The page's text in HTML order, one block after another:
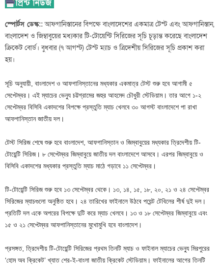
স্পোর্টস ডেস্ক::আফগানিস্তানের বিপক্ষে বাংলাদেশের একমাত্র টেস্ট এবং আফগানিস্তান,
বাংলাদেশ ও জিম্বাবুয়ের মধ্যকার টি-টোয়েন্টি সিরিজের সূচি চূড়ান্ত করেছে বাংলাদেশ
ক্রিকেট বোর্ড। বুধবার (৭ আগস্ট) টেস্ট ম্যাচ ও ত্রিদেশীয় সিরিজের সূচি প্রকাশ করা
হয়।
সূচি অনুযায়ী, বাংলাদেশ ও আফগানিস্তানের মধ্যকার একমাত্র টেস্ট শুরু হবে আগামী ৫
সেপ্টেম্বর। এই ম্যাচের ভেন্যু চট্টগ্রামের জহুর আহমেদ চৌধুরী স্টেডিয়াম। তার আগে ১-২
সেপ্টেম্বর বিসিবি একাদশের বিপক্ষে প্রস্তুতি ম্যাচ খেলবে ৩০ আগস্ট বাংলাদেশে পা রাখা
আফগানিস্তান জাতীয় দল।
টেস্ট সিরিজ শেষে শুরু হবে বাংলাদেশ, আফগানিস্তান ও জিম্বাবুয়ের মধ্যকার ত্রিদেশীয় টি-
টোয়েন্টি সিরিজ। ৮ সেপ্টেম্বর জিম্বাবুয়ে জাতীয় দল বাংলাদেশে আসবে। এরপর জিম্বাবুয়ে ও
বিসিবি একাদশের মধ্যকার প্রস্তুতি ম্যাচ মাঠে গড়াবে ১১ সেপ্টেম্বর।
টি-টোয়েন্টি সিরিজ শুরু হবে ১৩ সেপ্টেম্বর থেকে। ১৩, ১৪, ১৫, ১৮, ২০, ২১ ও ২৪ সেপ্টেম্বর
সিরিজের ম্যাচগুলো অনুষ্ঠিত হবে। ২৪ তারিখের ফাইনালে উঠবে পয়েন্ট টেবিলের শীর্ষ দুই দল।
প্রতিটি দল একে অপরের বিপক্ষে দুটি করে ম্যাচ খেলবে। ১৩ ও ১৮ সেপ্টেম্বর জিম্বাবুয়ে এবং
১৫ ও ২১ সেপ্টেম্বর আফগানিস্তানের মুখোমুখি হবে বাংলাদেশ।
প্রসঙ্গত, ত্রিদেশীয় টি-টোয়েন্টি সিরিজের প্রথম তিনটি ম্যাচ ও ফাইনাল ম্যাচের ভেন্যু মিরপুরের
‘হোম অব ক্রিকেট’ খ্যাত শের-ই-বাংলা জাতীয় ক্রিকেট স্টেডিয়াম। ফাইনালের আগের তিনটি